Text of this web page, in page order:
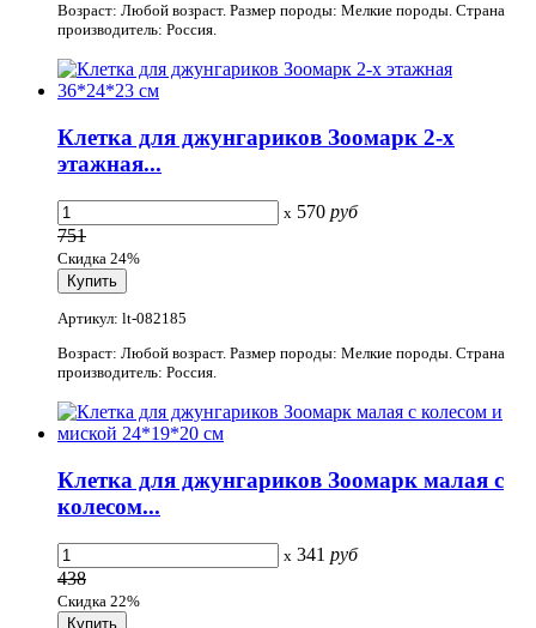
Возраст: Любой возраст. Размер породы: Мелкие породы. Страна
производитель: Россия.
Клетка для джунгариков Зоомарк 2-х
этажная...
x 570 руб
751
Скидка 24%
Артикул: lt-082185
Возраст: Любой возраст. Размер породы: Мелкие породы. Страна
производитель: Россия.
Клетка для джунгариков Зоомарк малая с
колесом...
x 341 руб
438
Скидка 22%